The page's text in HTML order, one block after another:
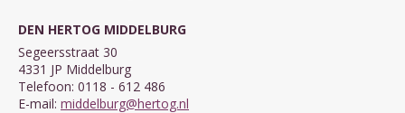
DEN HERTOG MIDDELBURG
Segeersstraat 30
4331 JP Middelburg
Telefoon: 0118 - 612 486
E-mail: middelburg@hertog.nl